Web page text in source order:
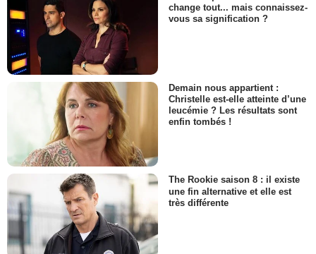
change tout... mais connaissez-
vous sa signification ?
Demain nous appartient :
Christelle est-elle atteinte d’une
leucémie ? Les résultats sont
enfin tombés !
The Rookie saison 8 : il existe
une fin alternative et elle est
très différente